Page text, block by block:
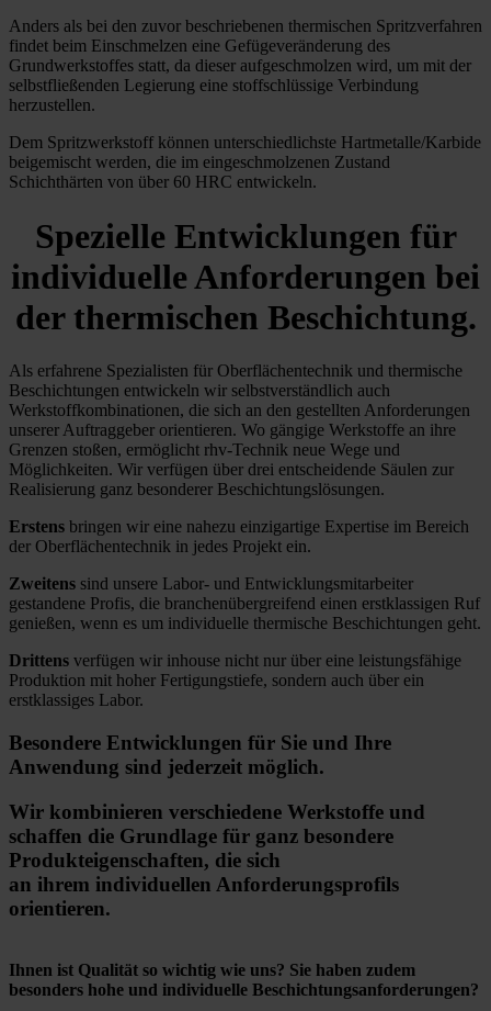
Anders als bei den zuvor beschriebenen thermischen Spritzverfahren
findet beim Einschmelzen eine Gefügeveränderung des
Grundwerkstoffes statt, da dieser aufgeschmolzen wird, um mit der
selbstfließenden Legierung eine stoffschlüssige Verbindung
herzustellen.
Dem Spritzwerkstoff können unterschiedlichste Hartmetalle/Karbide
beigemischt werden, die im eingeschmolzenen Zustand
Schichthärten von über 60 HRC entwickeln.
Spezielle Entwicklungen für
individuelle Anforderungen bei
der thermischen Beschichtung.
Als erfahrene Spezialisten für Oberflächentechnik und thermische
Beschichtungen entwickeln wir selbstverständlich auch
Werkstoffkombinationen, die sich an den gestellten Anforderungen
unserer Auftraggeber orientieren. Wo gängige Werkstoffe an ihre
Grenzen stoßen, ermöglicht rhv-Technik neue Wege und
Möglichkeiten. Wir verfügen über drei entscheidende Säulen zur
Realisierung ganz besonderer Beschichtungslösungen.
Erstens bringen wir eine nahezu einzigartige Expertise im Bereich
der Oberflächentechnik in jedes Projekt ein.
Zweitens sind unsere Labor- und Entwicklungsmitarbeiter
gestandene Profis, die branchenübergreifend einen erstklassigen Ruf
genießen, wenn es um individuelle thermische Beschichtungen geht.
Drittens verfügen wir inhouse nicht nur über eine leistungsfähige
Produktion mit hoher Fertigungstiefe, sondern auch über ein
erstklassiges Labor.
Besondere Entwicklungen für Sie und Ihre
Anwendung sind jederzeit möglich.
Wir kombinieren verschiedene Werkstoffe und
schaffen die Grundlage für ganz besondere
Produkteigenschaften, die sich
an ihrem individuellen Anforderungsprofils
orientieren.
Ihnen ist Qualität so wichtig wie uns? Sie haben zudem
besonders hohe und individuelle Beschichtungsanforderungen?